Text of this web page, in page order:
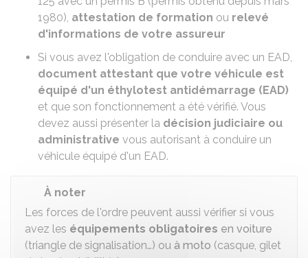
1980), attestation de formation ou relevé
d'informations de votre assureur
Si vous avez l'obligation de conduire avec un EAD,
document attestant que votre véhicule est
équipé d'un éthylotest antidémarrage (EAD)
et que son fonctionnement a été vérifié. Vous
devez aussi présenter la décision judiciaire ou
administrative vous autorisant à conduire un
véhicule équipé d'un EAD.
À noter
Les forces de l'ordre peuvent aussi vérifier si vous
avez les équipements obligatoires en voiture
(triangle de signalisation…) ou à moto (casque, gilet